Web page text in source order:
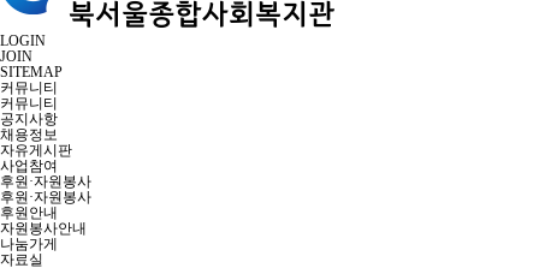
LOGIN
JOIN
SITEMAP
커뮤니티
커뮤니티
공지사항
채용정보
자유게시판
사업참여
후원·자원봉사
후원·자원봉사
후원안내
자원봉사안내
나눔가게
자료실